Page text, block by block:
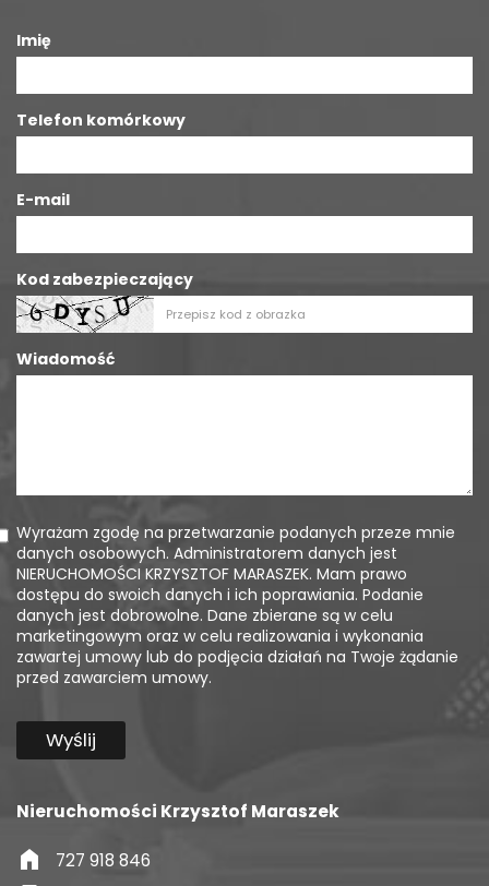
Imię
Telefon komórkowy
E-mail
Kod zabezpieczający
Wiadomość
Wyrażam zgodę na przetwarzanie podanych przeze mnie
danych osobowych. Administratorem danych jest
NIERUCHOMOŚCI KRZYSZTOF MARASZEK. Mam prawo
dostępu do swoich danych i ich poprawiania. Podanie
danych jest dobrowolne. Dane zbierane są w celu
marketingowym oraz w celu realizowania i wykonania
zawartej umowy lub do podjęcia działań na Twoje żądanie
przed zawarciem umowy.
Nieruchomości Krzysztof Maraszek
home 727 918 846